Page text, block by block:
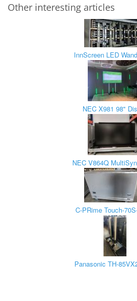
Other interesting articles
InnScreen LED
NEC X981 98"
NEC V864Q
C-PRime Touch-
Panasonic TH-